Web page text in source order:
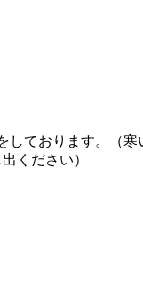
しております。（寒
ください）